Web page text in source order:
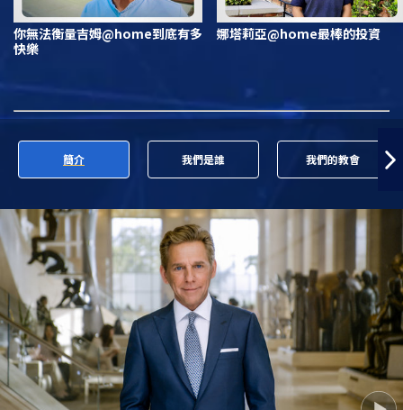
你無法衡量吉姆@home到底有多
快樂
娜塔莉亞@home最棒的投資
簡介 我們是誰 我們的教會